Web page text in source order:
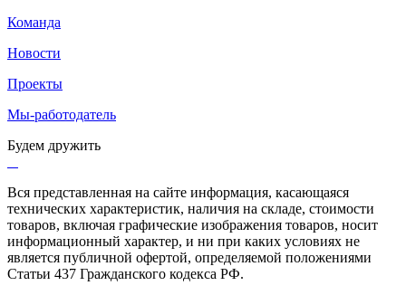
Команда
Новости
Проекты
Мы-работодатель
Будем дружить
Вся представленная на сайте информация, касающаяся
технических характеристик, наличия на складе, стоимости
товаров, включая графические изображения товаров, носит
информационный характер, и ни при каких условиях не
является публичной офертой, определяемой положениями
Статьи 437 Гражданского кодекса РФ.